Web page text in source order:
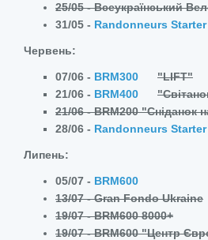
25/05 - Всеукраїнський
31/05 - Randonneurs Starter
Червень:
07/06 - BRM300
"LIFT"
21/06 - BRM400
21/06 - BRM200 "Сніданок
28/06 - Randonneurs Starter
Липень:
05/07 - BRM600
13/07 - Gran Fondo Ukraine
19/07 - BRM600 8000+
19/07 - BRM600 "Центр